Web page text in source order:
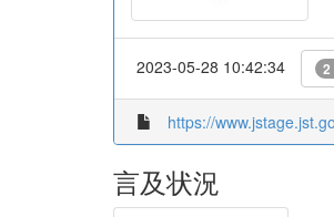
2023-05-28 10:42:34 2
https://
言及状況